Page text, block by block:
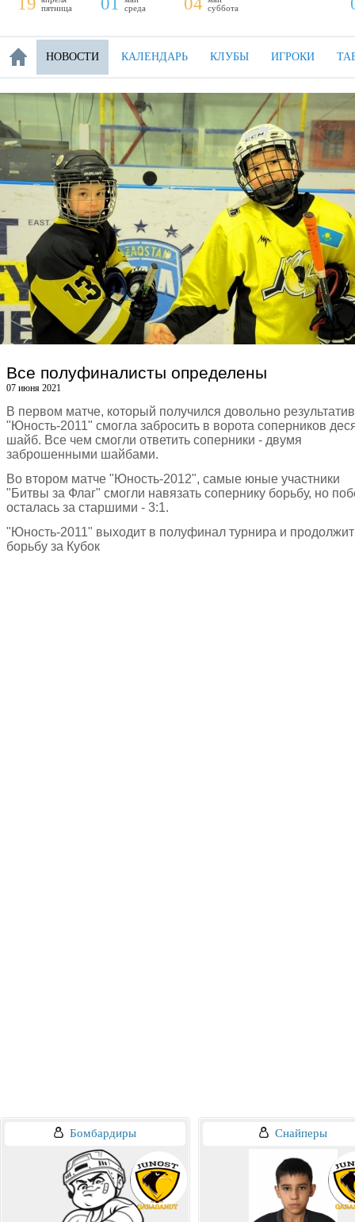
пятница
среда
суббота
НОВОСТИ КАЛЕНДАРЬ КЛУБЫ ИГРОКИ
Все полуфиналисты определены
07 июня 2021
В первом матче, который получился довольно
"Юность-2011" смогла забросить в ворота соперников
шайб. Все чем смогли ответить соперники - двумя
заброшенными шайбами.
Во втором матче "Юность-2012", самые юные участники
"Битвы за Флаг" смогли навязать сопернику борьбу, но
осталась за старшими - 3:1.
"Юность-2011" выходит в полуфинал турнира и продолжит
борьбу за Кубок
Бомбардиры Снайперы